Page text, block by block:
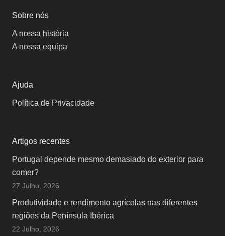
Sobre nós
A nossa história
A nossa equipa
Ajuda
Política de Privacidade
Artigos recentes
Portugal depende mesmo demasiado do exterior para
comer?
27 Julho, 2026
Produtividade e rendimento agrícolas nas diferentes
regiões da Península Ibérica
22 Julho, 2026